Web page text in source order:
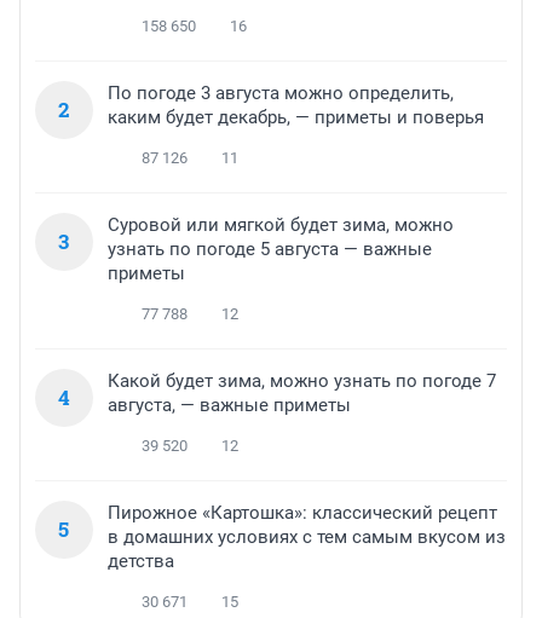
158 650 16
2
По погоде 3 августа можно определить,
каким будет декабрь, — приметы и поверья
87 126 11
3
Суровой или мягкой будет зима, можно
узнать по погоде 5 августа — важные
приметы
77 788 12
4
Какой будет зима, можно узнать по погоде 7
августа, — важные приметы
39 520 12
5
Пирожное «Картошка»: классический рецепт
в домашних условиях с тем самым вкусом из
детства
30 671 15